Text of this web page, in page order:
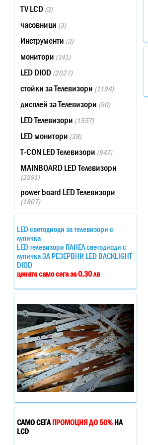
TV LCD (3)
часовници (3)
Инструменти (3)
монитори (141)
LED DIOD (2027)
стойки за Телевизори (1194)
дисплей за Телевизори (90)
LED Телевизори (1557)
LED монитори (38)
T-CON LED Телевизори (947)
MAINBOARD LED Телевизори
(2591)
power board LED Телевизори
(1807)
LED светодиоди за телевизори с
лупичка
LED телевизори ПАНЕЛ светодиоди с
лупичка ЗА РЕЗЕРВНИ LED BACKLIGHT
DIOD
цената само сега за 0.30 лв
САМО СЕГАПРОМОЦИЯ ДО 50% НА
LCD